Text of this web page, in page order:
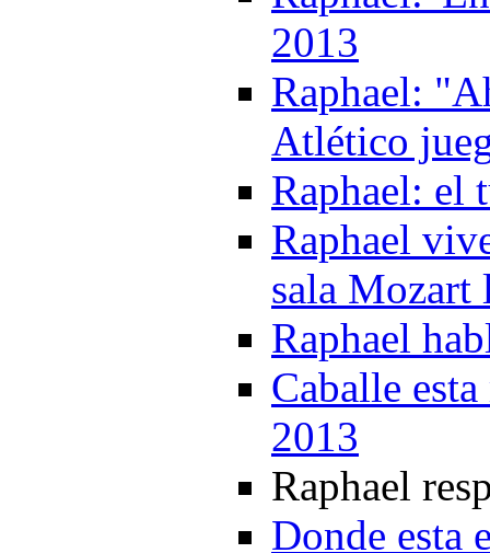
2013
Raphael:
Atlético
Raphael: el
Raphael
sala Mozart
Raphael
Caballe
2013
Raphael
Donde esta